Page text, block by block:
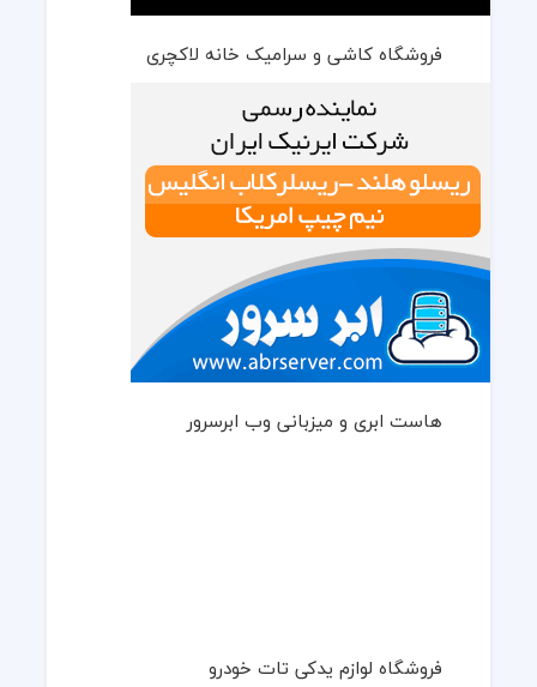
فروشگاه کاشی و سرامیک خانه لاکچری
هاست ابری و میزبانی وب ابرسرور
فروشگاه لوازم یدکی تات خودرو